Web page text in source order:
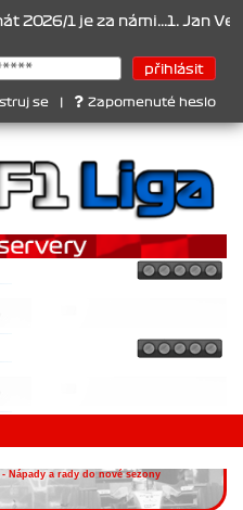
1 je za námi...1. Jan
se Zapomenuté heslo
- Nápady a rady do nové sezony